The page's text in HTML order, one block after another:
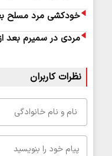
خودکشی مرد مسلح
مردی در سمیرم بعد
نظرات کاربران